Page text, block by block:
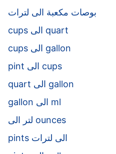
بوصات مكعبة الى لترات
cups الى quart
cups الى gallon
pint الى cups
quart الى gallon
gallon الى ml
لتر الى ounces
pints الى لترات